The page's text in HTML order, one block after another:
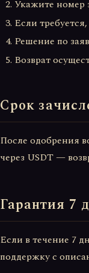
Укажите номер
Если
Решение по
Возврат
Срок
После одобрения
через USDT —
Гарантия 7
Если в течение 7
поддержку с